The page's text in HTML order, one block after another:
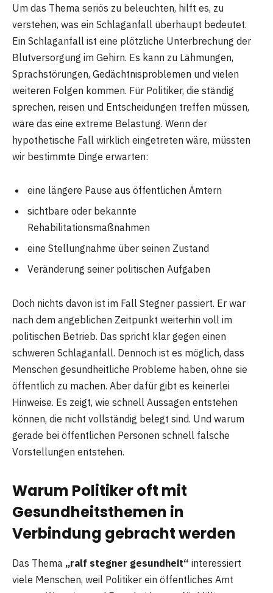
Um das Thema seriös zu beleuchten, hilft es, zu
verstehen, was ein Schlaganfall überhaupt bedeutet.
Ein Schlaganfall ist eine plötzliche Unterbrechung der
Blutversorgung im Gehirn. Es kann zu Lähmungen,
Sprachstörungen, Gedächtnisproblemen und vielen
weiteren Folgen kommen. Für Politiker, die ständig
sprechen, reisen und Entscheidungen treffen müssen,
wäre das eine extreme Belastung. Wenn der
hypothetische Fall wirklich eingetreten wäre, müssten
wir bestimmte Dinge erwarten:
eine längere Pause aus öffentlichen Ämtern
sichtbare oder bekannte
Rehabilitationsmaßnahmen
eine Stellungnahme über seinen Zustand
Veränderung seiner politischen Aufgaben
Doch nichts davon ist im Fall Stegner passiert. Er war
nach dem angeblichen Zeitpunkt weiterhin voll im
politischen Betrieb. Das spricht klar gegen einen
schweren Schlaganfall. Dennoch ist es möglich, dass
Menschen gesundheitliche Probleme haben, ohne sie
öffentlich zu machen. Aber dafür gibt es keinerlei
Hinweise. Es zeigt, wie schnell Aussagen entstehen
können, die nicht vollständig belegt sind. Und warum
gerade bei öffentlichen Personen schnell falsche
Vorstellungen entstehen.
Warum Politiker oft mit
Gesundheitsthemen in
Verbindung gebracht werden
Das Thema „ralf stegner gesundheit“ interessiert
viele Menschen, weil Politiker ein öffentliches Amt